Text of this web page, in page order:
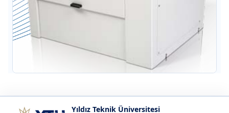
Yıldız Teknik Üniversitesi